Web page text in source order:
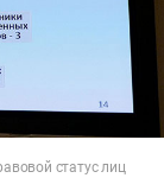
статус лиц